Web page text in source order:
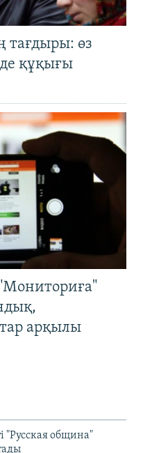
тағдыры: өз
құқығы
арқылы
"Русская община"